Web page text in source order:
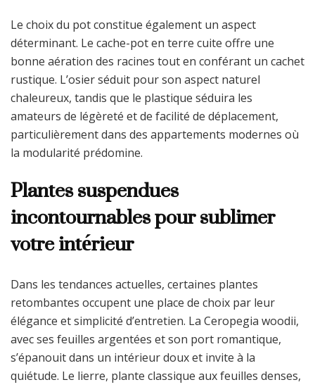
Le choix du pot constitue également un aspect
déterminant. Le cache-pot en terre cuite offre une
bonne aération des racines tout en conférant un cachet
rustique. L’osier séduit pour son aspect naturel
chaleureux, tandis que le plastique séduira les
amateurs de légèreté et de facilité de déplacement,
particulièrement dans des appartements modernes où
la modularité prédomine.
Plantes suspendues
incontournables pour sublimer
votre intérieur
Dans les tendances actuelles, certaines plantes
retombantes occupent une place de choix par leur
élégance et simplicité d’entretien. La Ceropegia woodii,
avec ses feuilles argentées et son port romantique,
s’épanouit dans un intérieur doux et invite à la
quiétude. Le lierre, plante classique aux feuilles denses,